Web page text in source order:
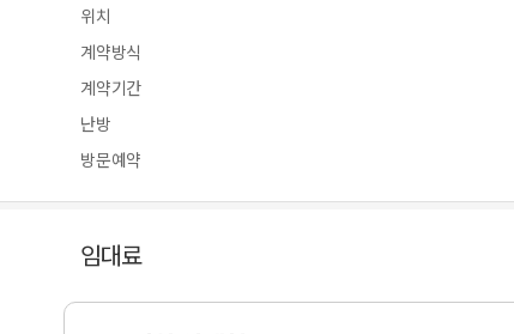
위치
계약방식
계약기간
난방
방문예약
임대료